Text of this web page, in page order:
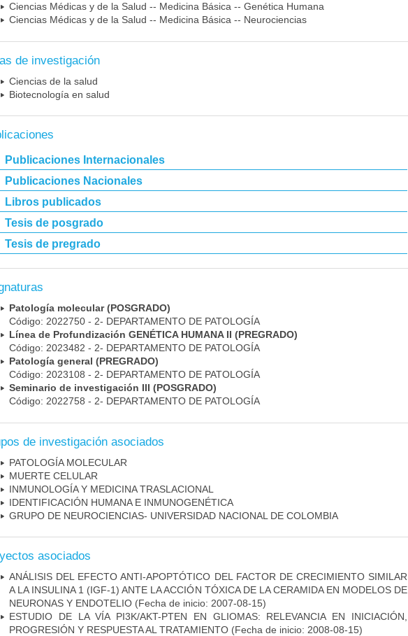
Ciencias Médicas y de la Salud -- Medicina Básica -- Genética Humana
Ciencias Médicas y de la Salud -- Medicina Básica -- Neurociencias
de investigación
Ciencias de la salud
Biotecnología en salud
Publicaciones Internacionales
Publicaciones Nacionales
Libros publicados
Tesis de posgrado
Tesis de pregrado
Patología molecular (POSGRADO)
Código: 2022750 - 2- DEPARTAMENTO DE PATOLOGÍA
Línea de Profundización GENÉTICA HUMANA II (PREGRADO)
Código: 2023482 - 2- DEPARTAMENTO DE PATOLOGÍA
Patología general (PREGRADO)
Código: 2023108 - 2- DEPARTAMENTO DE PATOLOGÍA
Seminario de investigación III (POSGRADO)
Código: 2022758 - 2- DEPARTAMENTO DE PATOLOGÍA
de investigación asociados
PATOLOGÍA MOLECULAR
MUERTE CELULAR
INMUNOLOGÍA Y MEDICINA TRASLACIONAL
IDENTIFICACIÓN HUMANA E INMUNOGENÉTICA
GRUPO DE NEUROCIENCIAS- UNIVERSIDAD NACIONAL DE COLOMBIA
asociados
ANÁLISIS DEL EFECTO ANTI-APOPTÓTICO DEL FACTOR DE CRECIMIENTO SIMILAR
A LA INSULINA 1 (IGF-1) ANTE LA ACCIÓN TÓXICA DE LA CERAMIDA EN MODELOS DE
NEURONAS Y ENDOTELIO (Fecha de inicio: 2007-08-15)
ESTUDIO DE LA VÍA PI3K/AKT-PTEN EN GLIOMAS: RELEVANCIA EN INICIACIÓN,
PROGRESIÓN Y RESPUESTA AL TRATAMIENTO (Fecha de inicio: 2008-08-15)